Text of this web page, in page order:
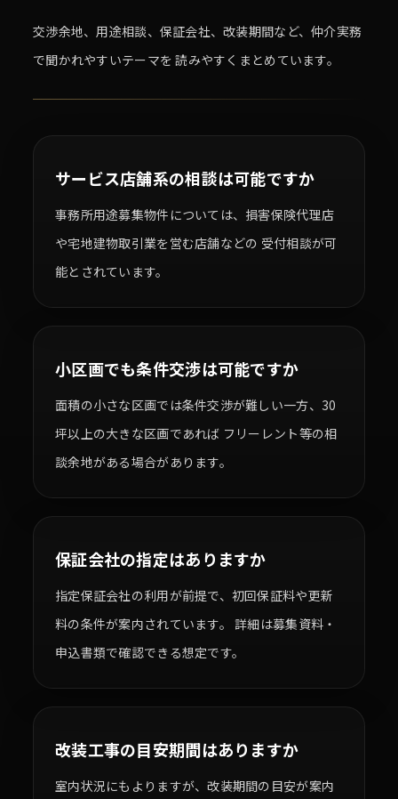
交渉余地、用途相談、保証会社、改装期間など、仲介実務
で聞かれやすいテーマを 読みやすくまとめています。
サービス店舗系の相談は可能ですか
事務所用途募集物件については、損害保険代理店
や宅地建物取引業を営む店舗などの 受付相談が可
能とされています。
小区画でも条件交渉は可能ですか
面積の小さな区画では条件交渉が難しい一方、30
坪以上の大きな区画であれば フリーレント等の相
談余地がある場合があります。
保証会社の指定はありますか
指定保証会社の利用が前提で、初回保証料や更新
料の条件が案内されています。 詳細は募集資料・
申込書類で確認できる想定です。
改装工事の目安期間はありますか
室内状況にもよりますが、改装期間の目安が案内